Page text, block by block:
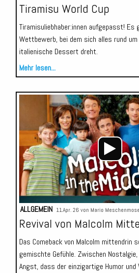
Tiramisu World Cup
Tiramisuliebhaber:innen aufgepasst!
Wettbewerb, bei dem sich alles rund
italienische Dessert dreht.
Mehr lesen...
ALLGEMEIN 11.Apr. 26 von Mario
Revival von Malcolm
Das Comeback von Malcolm mittendrin
gemischte Gefühle. Zwischen
Angst, dass der einzigartige Humor und